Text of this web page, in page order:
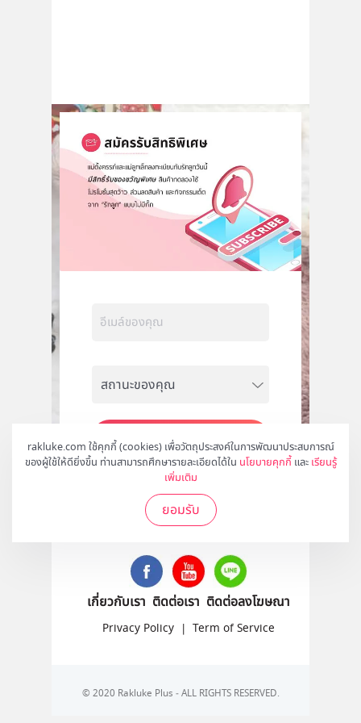
rakluke.com ใช้คุกกี้ (cookies) เพื่อวัตถุประสงค์ในการพัฒนาประสบการณ์
ของผู้ใช้ให้ดียิ่งขึ้น ท่านสามารถศึกษารายละเอียดได้ใน นโยบายคุกกี้ และ เรียนรู้
เพิ่มเติม
ยอมรับ
สมัคร
ติดตามเราได้ที่
เกี่ยวกับเรา ติดต่อเรา ติดต่อลงโฆษณา
Privacy Policy | Term of Service
© 2020 Rakluke Plus - ALL RIGHTS RESERVED.